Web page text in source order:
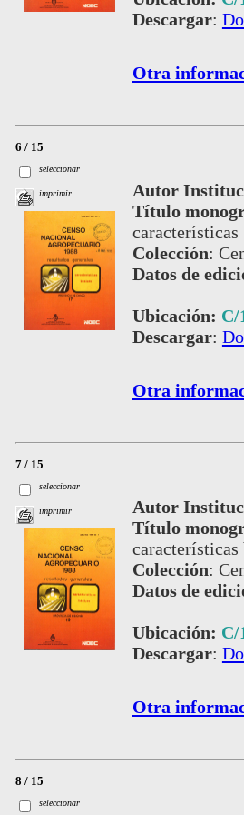
Descargar:
Otra
6 / 15
seleccionar
imprimir Autor
Título
características
Colección:
Datos de
Ubicación: C/
Descargar:
Otra
7 / 15
seleccionar
imprimir Autor
Título
características
Colección:
Datos de
Ubicación: C/
Descargar:
Otra
8 / 15
seleccionar